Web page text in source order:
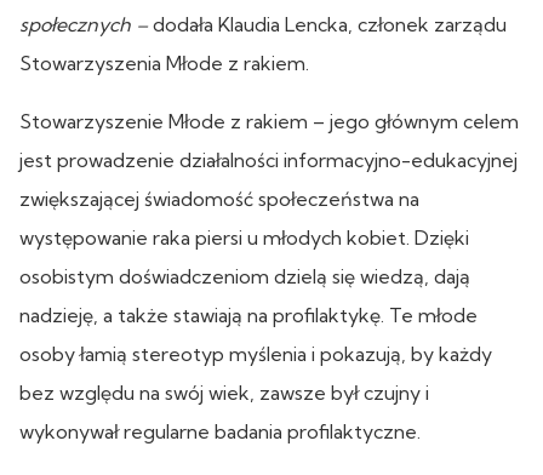
społecznych – dodała Klaudia Lencka, członek zarządu
Stowarzyszenia Młode z rakiem.
Stowarzyszenie Młode z rakiem – jego głównym celem
jest prowadzenie działalności informacyjno-edukacyjnej
zwiększającej świadomość społeczeństwa na
występowanie raka piersi u młodych kobiet. Dzięki
osobistym doświadczeniom dzielą się wiedzą, dają
nadzieję, a także stawiają na profilaktykę. Te młode
osoby łamią stereotyp myślenia i pokazują, by każdy
bez względu na swój wiek, zawsze był czujny i
wykonywał regularne badania profilaktyczne.